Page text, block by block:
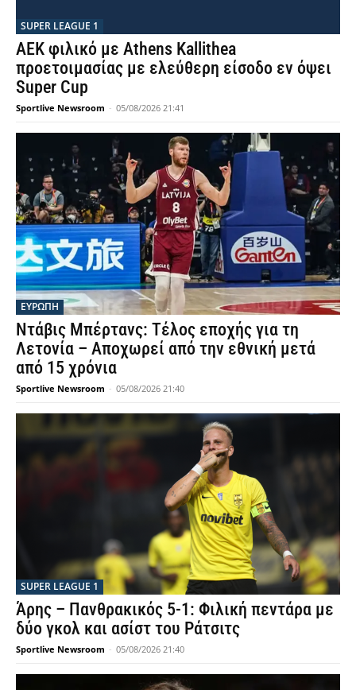
SUPER LEAGUE 1
AEK φιλικό με Athens Kallithea
προετοιμασίας με ελεύθερη είσοδο εν όψει
Super Cup
Sportlive Newsroom - 05/08/2026 21:41
ΕΥΡΩΠΗ
Ντάβις Μπέρτανς: Τέλος εποχής για τη
Λετονία – Αποχωρεί από την εθνική μετά
από 15 χρόνια
Sportlive Newsroom - 05/08/2026 21:40
SUPER LEAGUE 1
Άρης – Πανθρακικός 5-1: Φιλική πεντάρα με
δύο γκολ και ασίστ του Ράτσιτς
Sportlive Newsroom - 05/08/2026 21:40